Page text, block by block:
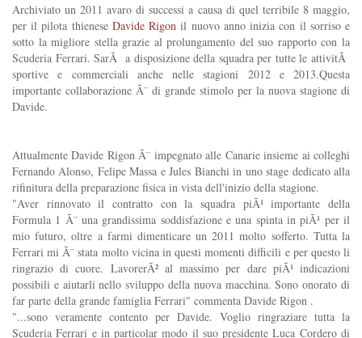
Archiviato un 2011 avaro di successi a causa di quel terribile 8 maggio,
per il pilota thienese Davide Rigon il nuovo anno inizia con il sorriso e
sotto la migliore stella grazie al prolungamento del suo rapporto con la
Scuderia Ferrari. SarÃ a disposizione della squadra per tutte le attivitÃ
sportive e commerciali anche nelle stagioni 2012 e 2013.Questa
importante collaborazione Ã¨ di grande stimolo per la nuova stagione di
Davide.
Attualmente Davide Rigon Ã¨ impegnato alle Canarie insieme ai colleghi
Fernando Alonso, Felipe Massa e Jules Bianchi in uno stage dedicato alla
rifinitura della preparazione fisica in vista dell'inizio della stagione.
"Aver rinnovato il contratto con la squadra piÃ¹ importante della
Formula 1 Ã¨ una grandissima soddisfazione e una spinta in piÃ¹ per il
mio futuro, oltre a farmi dimenticare un 2011 molto sofferto. Tutta la
Ferrari mi Ã¨ stata molto vicina in questi momenti difficili e per questo li
ringrazio di cuore. LavorerÃ² al massimo per dare piÃ¹ indicazioni
possibili e aiutarli nello sviluppo della nuova macchina. Sono onorato di
far parte della grande famiglia Ferrari" commenta Davide Rigon .
"...sono veramente contento per Davide. Voglio ringraziare tutta la
Scuderia Ferrari e in particolar modo il suo presidente Luca Cordero di